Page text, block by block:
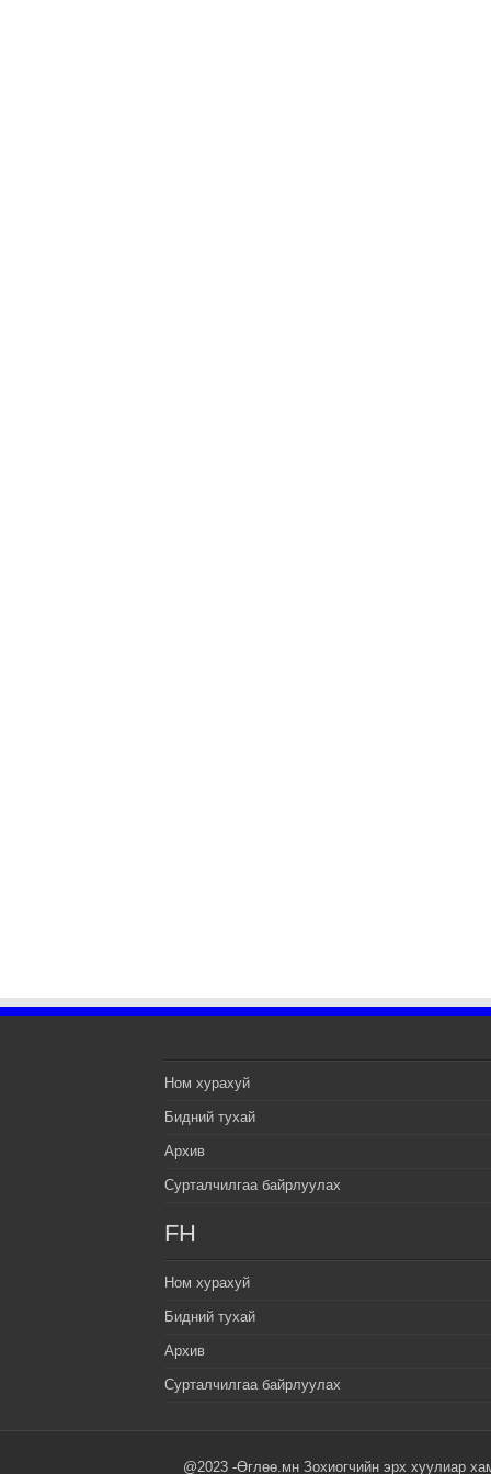
Ном хурахуй
Бидний тухай
Архив
Сурталчилгаа байрлуулах
FH
Ном хурахуй
Бидний тухай
Архив
Сурталчилгаа байрлуулах
@2023 -Өглөө.мн Зохиогчийн эрх хуулиар